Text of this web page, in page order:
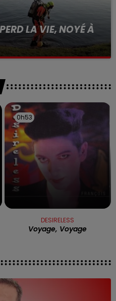
LA VIE, NOYÉ À
0h53
0h53
DESIRELESS
Voyage, Voyage